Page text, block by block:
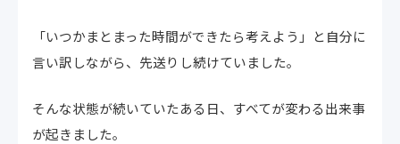
「いつかまとまった時間ができたら考えよう」と自分に
言い訳しながら、先送りし続けていました。
そんな状態が続いていたある日、すべてが変わる出来事
が起きました。